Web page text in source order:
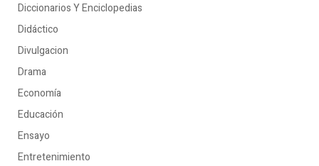
Diccionarios Y Enciclopedias
Didáctico
Divulgacion
Drama
Economía
Educación
Ensayo
Entretenimiento